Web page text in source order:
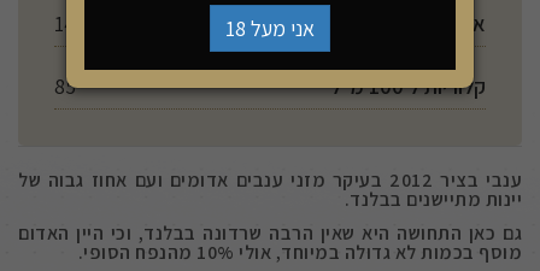
אלכוהול 14%
קלוריות ל 100 מ"ל 85
ענבי בציר 2012 בעיקר מזני ענבים אדומים ועם אחוז גבוה של
יינות מתיישנים בבלנד.
גם כאן התחושה היא שאין הרבה שרדונה בבלנד, וכי היין האדום
מוסף בכמות לא גדולה במיוחד, אולי 10% מהנפח הסופי.
אני מעל 18